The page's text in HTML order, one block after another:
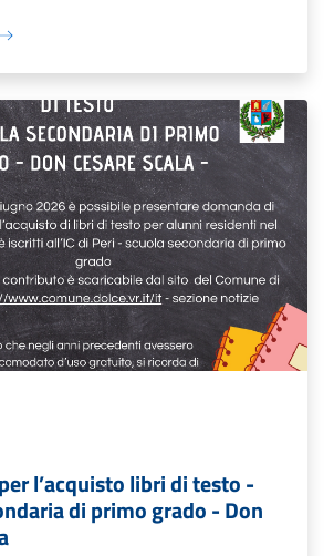
l’acquisto libri di testo -
di primo grado - Don